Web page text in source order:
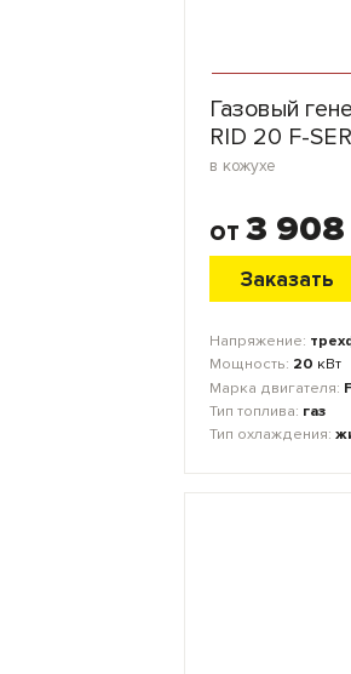
Газовый
RID 20 F-
в кожухе
от 3
Заказать
Напряжение:
Мощность: 20 кВт
Марка двигателя:
Тип топлива: газ
Тип охлаждения: